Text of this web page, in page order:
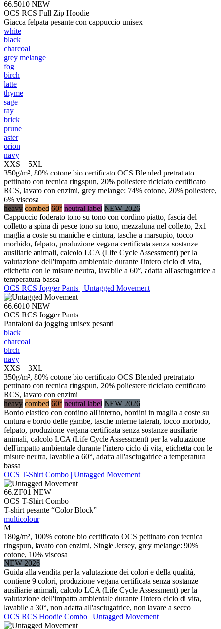
66.5010 NEW
OCS RCS Full Zip Hoodie
Giacca felpata pesante con cappuccio unisex
white
black
charcoal
grey melange
fog
birch
latte
thyme
sage
ray
brick
prune
aster
orion
navy
XXS – 5XL
350g/m², 80% cotone bio certificato OCS Blended pretrattato
pettinato con tecnica ringspun, 20% poliestere riciclato certificato
RCS, lavato con enzimi, grey melange: 74% cotone, 20% poliestere,
6% viscosa
heavy combed 60° neutral label NEW 2026
Cappuccio foderato tono su tono con cordino piatto, fascia del
colletto a spina di pesce tono su tono, mezzaluna nel colletto, 2x1
maglia a coste su maniche e cintura, tasche a marsupio, tocco
morbido, felpato, produzione vegana certificata senza sostanze
ausiliarie animali, calcolo LCA (Life Cycle Assessment) per la
valutazione dell'impatto ambientale durante l'intero ciclo di vita,
etichetta con le misure neutra, lavabile a 60°, adatta all'asciugatrice a
temperatura bassa
OCS RCS Jogger Pants | Untagged Movement
66.6010 NEW
OCS RCS Jogger Pants
Pantaloni da jogging unisex pesanti
black
charcoal
birch
navy
XXS – 3XL
350g/m², 80% cotone bio certificato OCS Blended pretrattato
pettinato con tecnica ringspun, 20% poliestere riciclato certificato
RCS, lavato con enzimi
heavy combed 60° neutral label NEW 2026
Bordo elastico con cordino all'interno, bordini in maglia a coste su
cintura e bordo delle gambe, tasche interne laterali, tocco morbido,
felpato, produzione vegana certificata senza sostanze ausiliarie
animali, calcolo LCA (Life Cycle Assessment) per la valutazione
dell'impatto ambientale durante l'intero ciclo di vita, etichetta con le
misure neutra, lavabile a 60°, adatta all'asciugatrice a temperatura
bassa
OCS T-Shirt Combo | Untagged Movement
66.ZF01 NEW
OCS T-Shirt Combo
T-shirt pesante “Color Block”
multicolour
M
180g/m², 100% cotone bio certificato OCS pettinato con tecnica
ringspun, lavato con enzimi, Single Jersey, grey melange: 90%
cotone, 10% viscosa
NEW 2026
Guida alla vendita per la valutazione dei colori e della qualità,
contiene 9 colori, produzione vegana certificata senza sostanze
ausiliarie animali, calcolo LCA (Life Cycle Assessment) per la
valutazione dell'impatto ambientale durante l'intero ciclo di vita,
lavabile a 30°, non adatta all'asciugatrice, non lavare a secco
OCS RCS Hoodie Combo | Untagged Movement